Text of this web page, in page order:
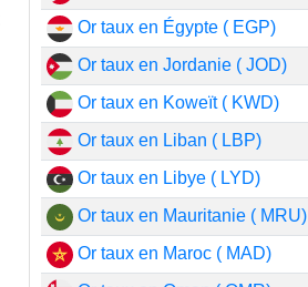
Or taux en Égypte ( EGP)
Or taux en Jordanie ( JOD)
Or taux en Koweït ( KWD)
Or taux en Liban ( LBP)
Or taux en Libye ( LYD)
Or taux en Mauritanie ( MRU)
Or taux en Maroc ( MAD)